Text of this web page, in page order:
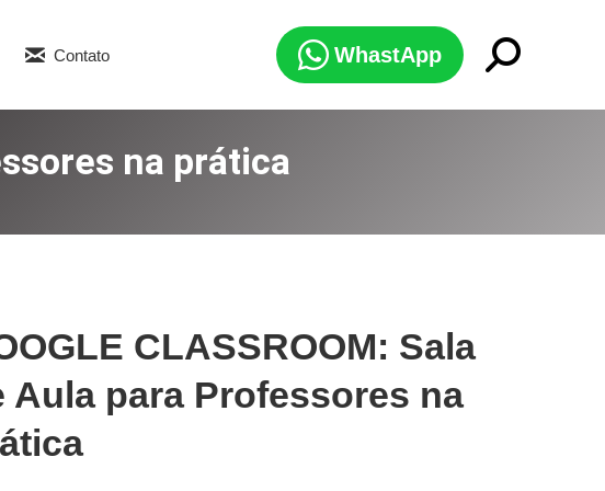
Contato WhastApp Search:
na prática
CLASSROOM: Sala
Aula para Professores na